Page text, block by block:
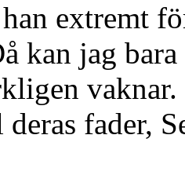
extremt
kan jag
fader,